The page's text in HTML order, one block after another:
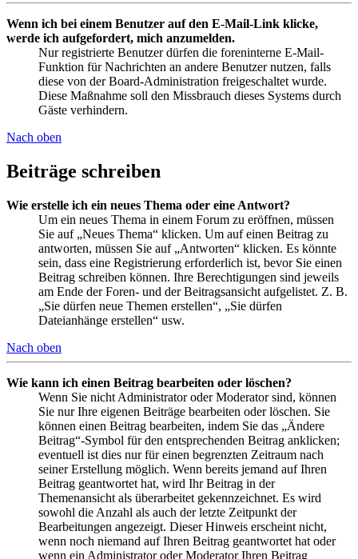
Wenn ich bei einem Benutzer auf den E-Mail-Link klicke,
werde ich aufgefordert, mich anzumelden.
Nur registrierte Benutzer dürfen die foreninterne E-Mail-
Funktion für Nachrichten an andere Benutzer nutzen, falls
diese von der Board-Administration freigeschaltet wurde.
Diese Maßnahme soll den Missbrauch dieses Systems durch
Gäste verhindern.
Nach oben
Beiträge schreiben
Wie erstelle ich ein neues Thema oder eine Antwort?
Um ein neues Thema in einem Forum zu eröffnen, müssen
Sie auf „Neues Thema“ klicken. Um auf einen Beitrag zu
antworten, müssen Sie auf „Antworten“ klicken. Es könnte
sein, dass eine Registrierung erforderlich ist, bevor Sie einen
Beitrag schreiben können. Ihre Berechtigungen sind jeweils
am Ende der Foren- und der Beitragsansicht aufgelistet. Z. B.
„Sie dürfen neue Themen erstellen“, „Sie dürfen
Dateianhänge erstellen“ usw.
Nach oben
Wie kann ich einen Beitrag bearbeiten oder löschen?
Wenn Sie nicht Administrator oder Moderator sind, können
Sie nur Ihre eigenen Beiträge bearbeiten oder löschen. Sie
können einen Beitrag bearbeiten, indem Sie das „Ändere
Beitrag“-Symbol für den entsprechenden Beitrag anklicken;
eventuell ist dies nur für einen begrenzten Zeitraum nach
seiner Erstellung möglich. Wenn bereits jemand auf Ihren
Beitrag geantwortet hat, wird Ihr Beitrag in der
Themenansicht als überarbeitet gekennzeichnet. Es wird
sowohl die Anzahl als auch der letzte Zeitpunkt der
Bearbeitungen angezeigt. Dieser Hinweis erscheint nicht,
wenn noch niemand auf Ihren Beitrag geantwortet hat oder
wenn ein Administrator oder Moderator Ihren Beitrag